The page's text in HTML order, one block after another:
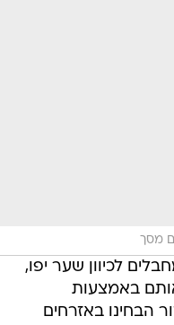
מסך
שני מחבלים לכיוון שער יפו,
באמצעות
הבחינו באזרחים